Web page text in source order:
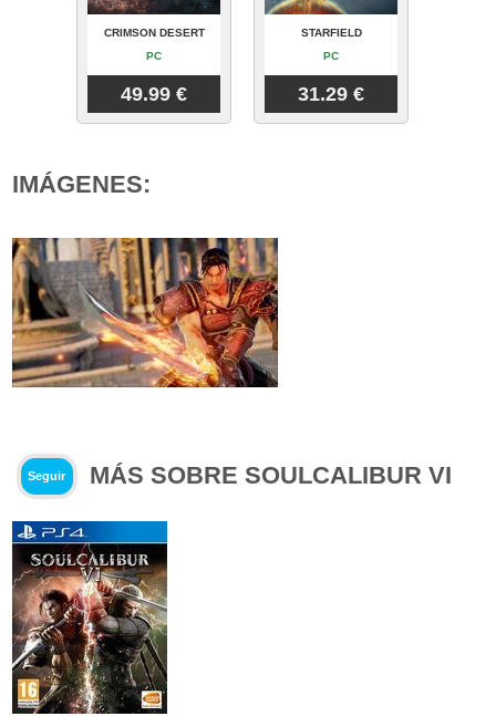
CRIMSON DESERT
PC
49.99 €
STARFIELD
PC
31.29 €
IMÁGENES:
Seguir MÁS SOBRE SOULCALIBUR VI